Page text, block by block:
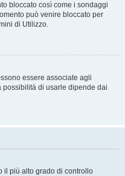
bloccato così come i sondaggi
può venire bloccato per
di Utilizzo.
essere associate agli
di usarle dipende dai
il più alto grado di controllo